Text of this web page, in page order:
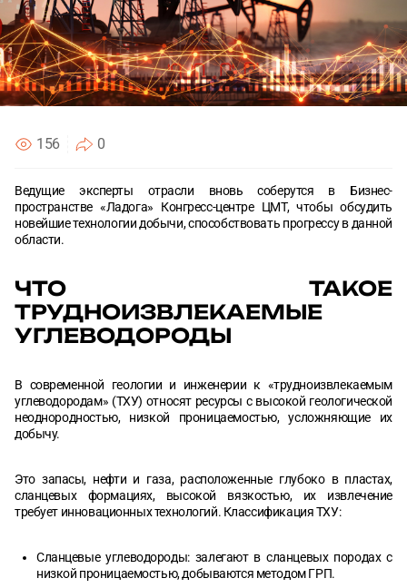
Ведущие эксперты отрасли вновь соберутся в Бизнес-
пространстве «Ладога» Конгресс-центре ЦМТ, чтобы обсудить
новейшие технологии добычи, способствовать прогрессу в данной
области.
ЧТО ТАКОЕ
ТРУДНОИЗВЛЕКАЕМЫЕ
УГЛЕВОДОРОДЫ
В современной геологии и инженерии к «трудноизвлекаемым
углеводородам» (ТХУ) относят ресурсы с высокой геологической
неоднородностью, низкой проницаемостью, усложняющие их
добычу.
Это запасы, нефти и газа, расположенные глубоко в пластах,
сланцевых формациях, высокой вязкостью, их извлечение
требует инновационных технологий. Классификация ТХУ:
Сланцевые углеводороды: залегают в сланцевых породах с
низкой проницаемостью, добываются методом ГРП.
156 0
Согласен сполитикой конфиденциальности
ОТПРАВИТЬ
Согласен сполитикой конфиденциальности
ОТПРАВИТЬ